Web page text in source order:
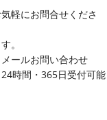
軽にお問合せくださ
。
メールお問い合わせ
24時間・365日受付可能